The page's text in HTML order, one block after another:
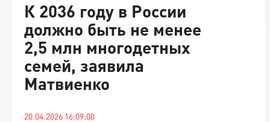
К 2036 году в России
должно быть не менее
2,5 млн многодетных
семей, заявила
Матвиенко
20.04.2026 16:09:00